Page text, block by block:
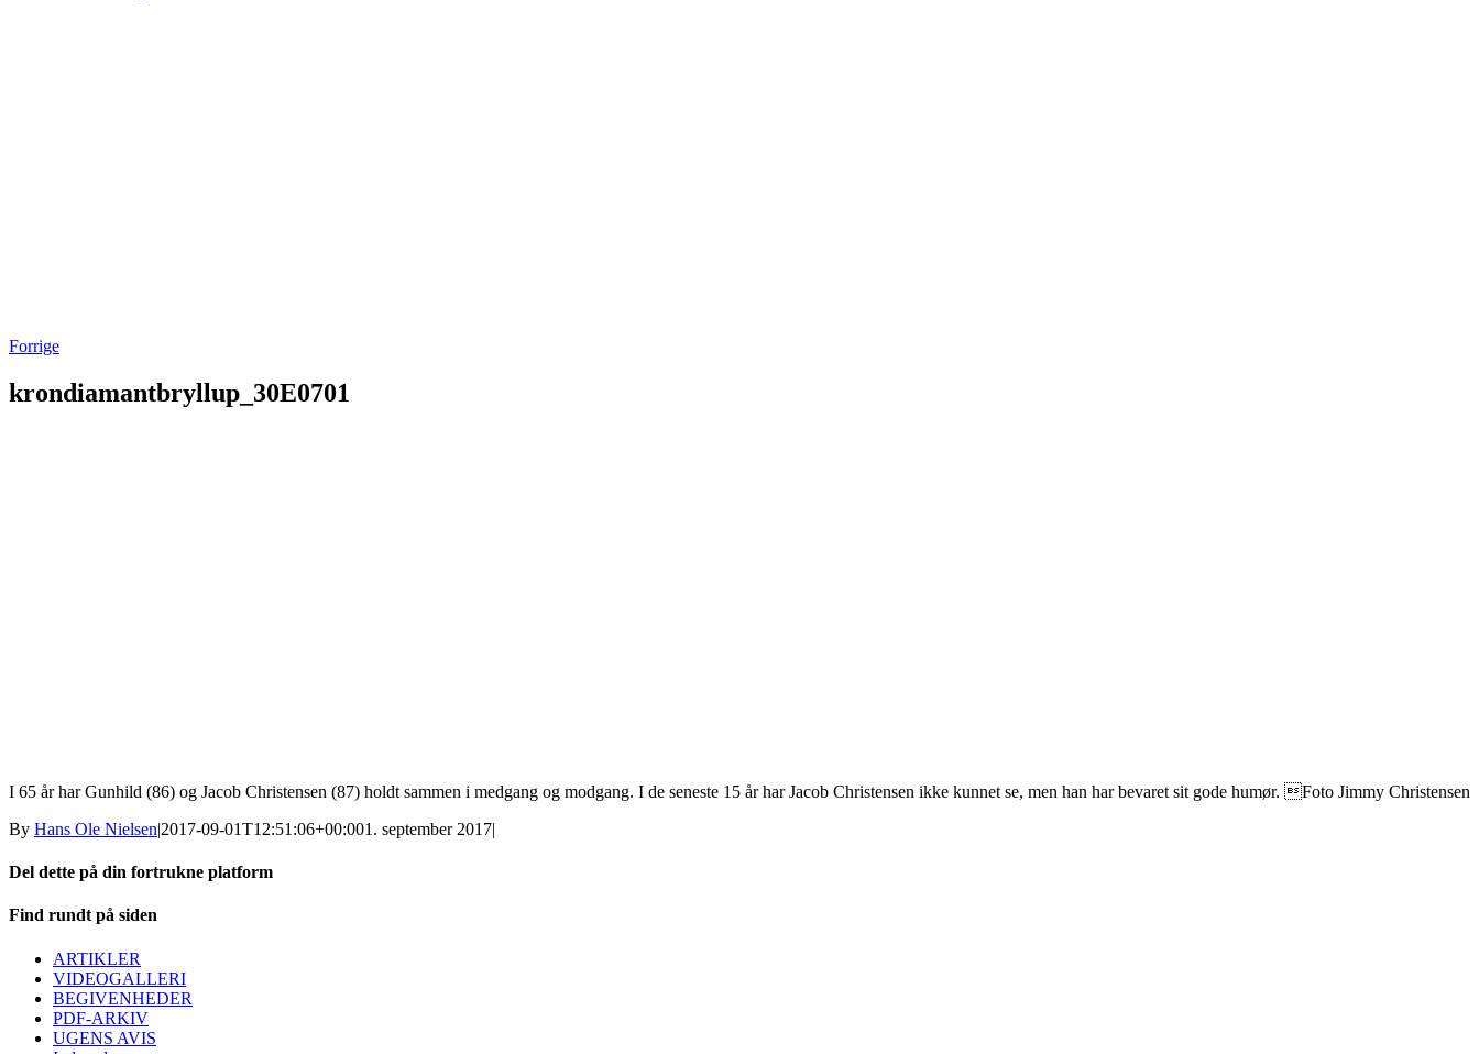
Forrige
krondiamantbryllup_30E0701
I 65 år har Gunhild (86) og Jacob Christensen (87) holdt sammen i medgang og modgang. I de seneste 15 år har Jacob Christensen ikke kunnet se, men han har bevaret sit gode humør. Foto Jimmy Christensen
By Hans Ole Nielsen|2017-09-01T12:51:06+00:001. september 2017|
Del dette på din fortrukne platform
Facebook
X
LinkedIn
E-
Find rundt på siden
ARTIKLER
VIDEOGALLERI
BEGIVENHEDER
PDF-ARKIV
UGENS AVIS